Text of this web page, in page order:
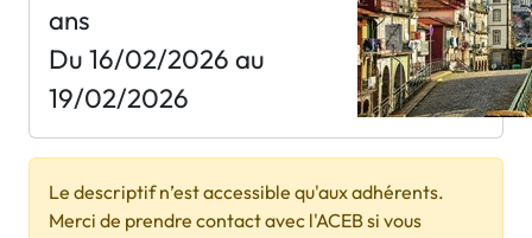
ans
Du 16/02/2026 au
19/02/2026
Le descriptif n’est accessible qu'aux adhérents.
Merci de prendre contact avec l'ACEB si vous